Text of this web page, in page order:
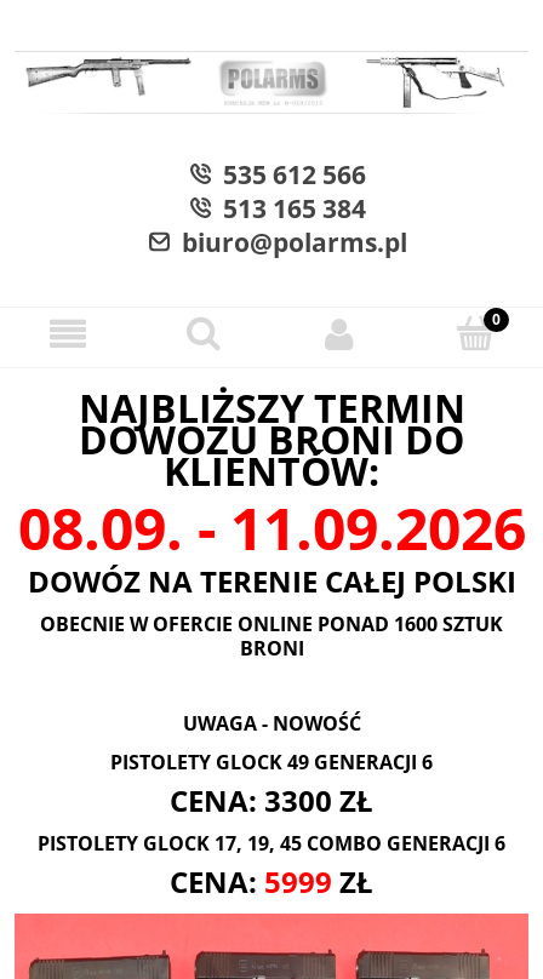
535 612 566
513 165 384
biuro@polarms.pl
NAJBLIŻSZY TERMIN
DOWOZU BRONI DO
KLIENTÓW:
08.09. - 11.09.2026
DOWÓZ NA TERENIE CAŁEJ POLSKI
OBECNIE W OFERCIE ONLINE PONAD 1600 SZTUK
BRONI
UWAGA - NOWOŚĆ
PISTOLETY GLOCK 49 GENERACJI 6
CENA: 3300 ZŁ
PISTOLETY GLOCK 17, 19, 45 COMBO GENERACJI 6
CENA: 5999 ZŁ